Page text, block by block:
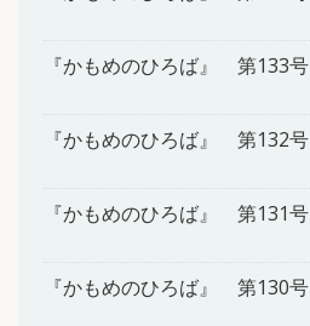
『かもめのひろば』 第133号
『かもめのひろば』 第132号
『かもめのひろば』 第131号
『かもめのひろば』 第130号